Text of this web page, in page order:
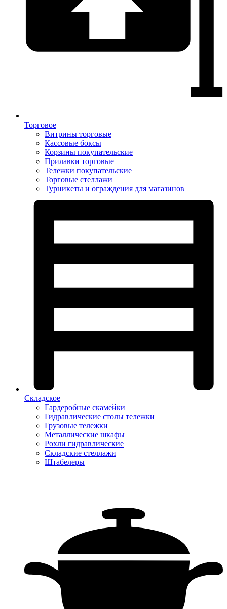
Торговое
Витрины торговые
Кассовые боксы
Корзины покупательские
Прилавки торговые
Тележки покупательские
Торговые стеллажи
Турникеты и ограждения для магазинов
Складское
Гардеробные скамейки
Гидравлические столы тележки
Грузовые тележки
Металлические шкафы
Рохли гидравлические
Складские стеллажи
Штабелеры